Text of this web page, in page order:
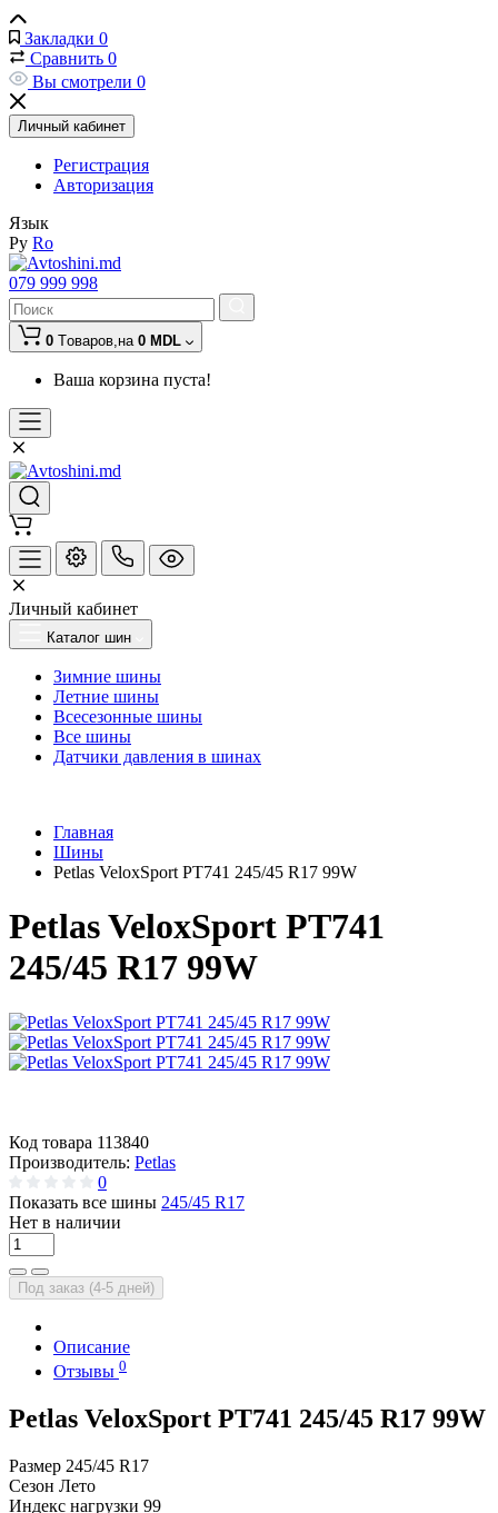
Закладки 0
Сравнить 0
Вы смотрели 0
Личный кабинет
Регистрация
Авторизация
Язык
Ру Ro
079 999 998
0 Tоваров,на 0 MDL
Ваша корзина пуста!
Личный кабинет
Каталог шин
Зимние шины
Летние шины
Всесезонные шины
Все шины
Датчики давления в шинах
Главная
Шины
Petlas VeloxSport PT741 245/45 R17 99W
Petlas VeloxSport PT741
245/45 R17 99W
Код товара 113840
Производитель: Petlas
0
Показать все шины 245/45 R17
Нет в наличии
Под заказ (4-5 дней)
Описание
Отзывы 0
Petlas VeloxSport PT741 245/45 R17 99W
Размер 245/45 R17
Сезон Лето
Индекс нагрузки 99